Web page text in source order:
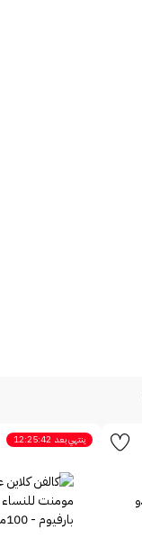
ينتهي بعد 12:25:42